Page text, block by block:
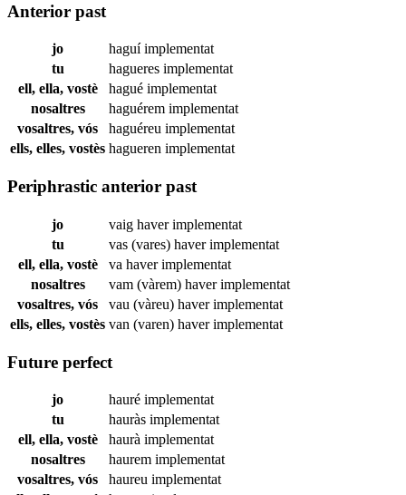
Anterior past
jo haguíimplementat
tu
hagueres implementat
ell, ella, vostè
hagué implementat
nosaltres
haguérem implementat
vosaltres, vós
haguéreu implementat
ells, elles, vostès hagueren implementat
Periphrastic anterior past
jo vaig haverimplementat
tu
vas (vares) haverimplementat
ell, ella, vostè
va haverimplementat
nosaltres
vam (vàrem) haverimplementat
vosaltres, vós
vau (vàreu) haverimplementat
ells, elles, vostès van (varen) haverimplementat
Future perfect
jo hauré implementat
tu
hauràs implementat
ell, ella, vostè
haurà implementat
nosaltres
haurem implementat
vosaltres, vós
haureu implementat